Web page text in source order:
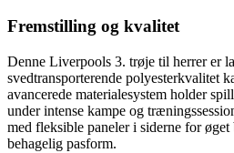
Fremstilling og kvalitet
Denne Liverpools 3. trøje til herrer er
svedtransporterende polyesterkvalitet
avancerede materialesystem holder
under intense kampe og
med fleksible paneler i siderne for
behagelig pasform.